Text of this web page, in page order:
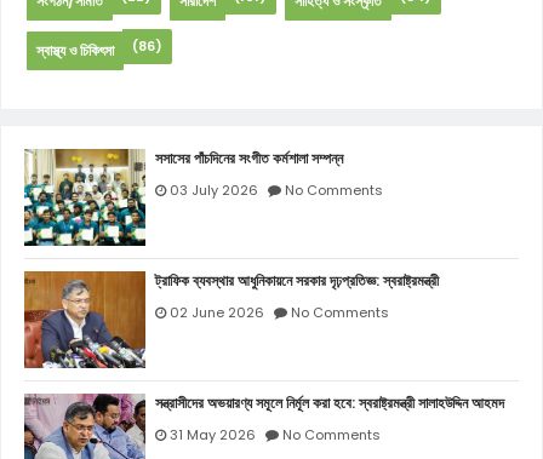
স্বাস্থ্য ও চিকিৎসা (86)
সসাসের পাঁচদিনের সংগীত কর্মশালা সম্পন্ন
03 July 2026 No Comments
ট্রাফিক ব্যবস্থার আধুনিকায়নে সরকার দৃঢ়প্রতিজ্ঞ: স্বরাষ্ট্রমন্ত্রী
02 June 2026 No Comments
সন্ত্রাসীদের অভয়ারণ্য সমূলে নির্মূল করা হবে: স্বরাষ্ট্রমন্ত্রী সালাহউদ্দিন আহমদ
31 May 2026 No Comments